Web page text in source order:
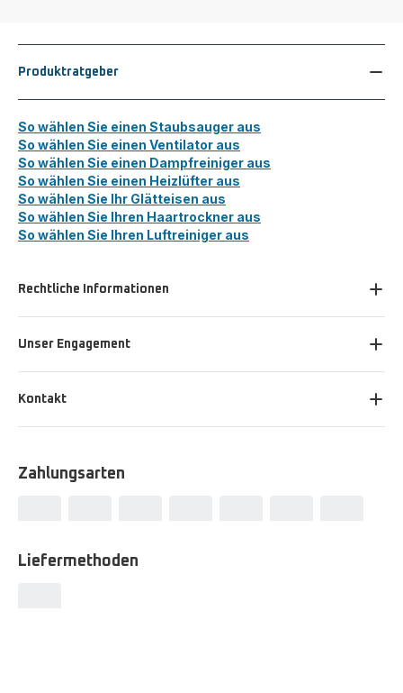
Produktratgeber
So wählen Sie einen Staubsauger aus
So wählen Sie einen Ventilator aus
So wählen Sie einen Dampfreiniger aus
So wählen Sie einen Heizlüfter aus
So wählen Sie Ihr Glätteisen aus
So wählen Sie Ihren Haartrockner aus
So wählen Sie Ihren Luftreiniger aus
Rechtliche Informationen
Unser Engagement
Kontakt
Zahlungsarten
Liefermethoden